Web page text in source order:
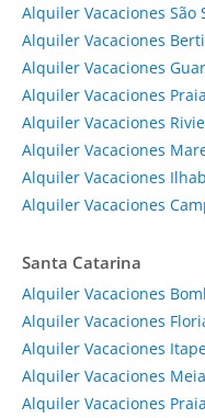
Alquiler Vacaciones São
Alquiler Vacaciones
Alquiler Vacaciones
Alquiler Vacaciones
Alquiler Vacaciones
Alquiler Vacaciones
Alquiler Vacaciones
Alquiler Vacaciones
Santa Catarina
Alquiler Vacaciones
Alquiler Vacaciones
Alquiler Vacaciones
Alquiler Vacaciones
Alquiler Vacaciones